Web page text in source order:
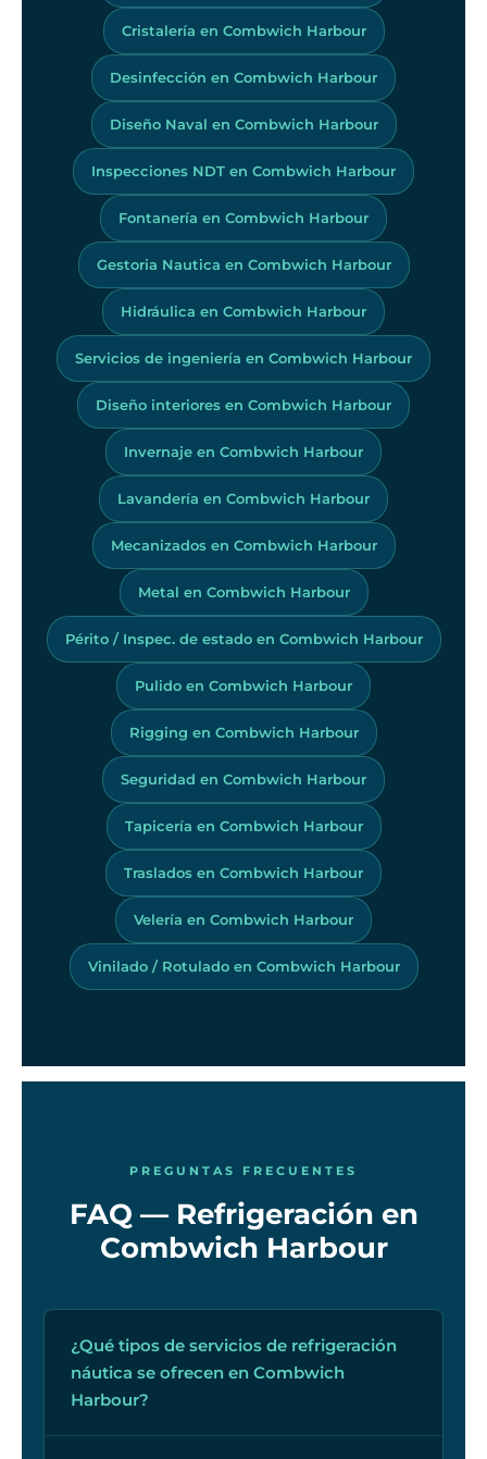
Cristalería en Combwich Harbour
Desinfección en Combwich Harbour
Diseño Naval en Combwich Harbour
Inspecciones NDT en Combwich Harbour
Fontanería en Combwich Harbour
Gestoria Nautica en Combwich Harbour
Hidráulica en Combwich Harbour
Servicios de ingeniería en Combwich Harbour
Diseño interiores en Combwich Harbour
Invernaje en Combwich Harbour
Lavandería en Combwich Harbour
Mecanizados en Combwich Harbour
Metal en Combwich Harbour
Périto / Inspec. de estado en Combwich Harbour
Pulido en Combwich Harbour
Rigging en Combwich Harbour
Seguridad en Combwich Harbour
Tapicería en Combwich Harbour
Traslados en Combwich Harbour
Velería en Combwich Harbour
Vinilado / Rotulado en Combwich Harbour
PREGUNTAS FRECUENTES
FAQ — Refrigeración en
Combwich Harbour
¿Qué tipos de servicios de refrigeración
náutica se ofrecen en Combwich
Harbour?